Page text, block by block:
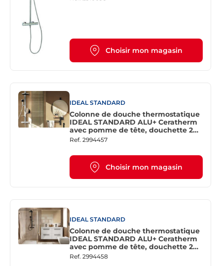
Choisir mon magasin
IDEAL STANDARD
Colonne de douche thermostatique
IDEAL STANDARD ALU+ Ceratherm
avec pomme de tête, douchette 2
jets et 2 tablettes - Finition Argent
Ref. 2994457
Choisir mon magasin
IDEAL STANDARD
Colonne de douche thermostatique
IDEAL STANDARD ALU+ Ceratherm
avec pomme de tête, douchette 2
jets et 2 tablettes - Finition Noir mat
Ref. 2994458